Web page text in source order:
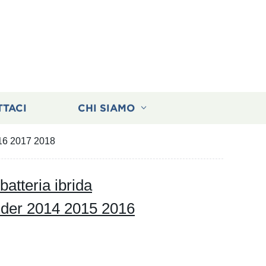
CHI SIAMO
2017 2018
ibrida
2014 2015 2016